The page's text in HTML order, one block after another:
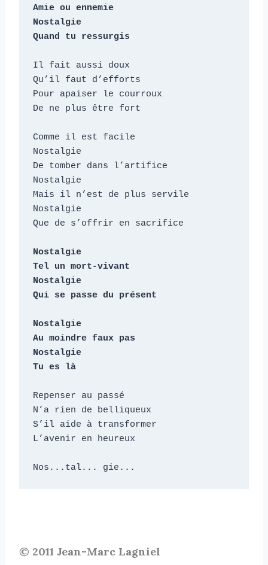
Amie ou ennemie
Nostalgie
Quand tu ressurgis
Il fait aussi doux
Qu’il faut d’efforts
Pour apaiser le courroux
De ne plus être fort
Comme il est facile
Nostalgie
De tomber dans l’artifice
Nostalgie
Mais il n’est de plus servile
Nostalgie
Que de s’offrir en sacrifice
Nostalgie
Tel un mort-vivant
Nostalgie
Qui se passe du présent
Nostalgie
Au moindre faux pas
Nostalgie
Tu es là
Repenser au passé
N’a rien de belliqueux
S’il aide à transformer
L’avenir en heureux
Nos...tal... gie...
© 2011 Jean-Marc Lagniel